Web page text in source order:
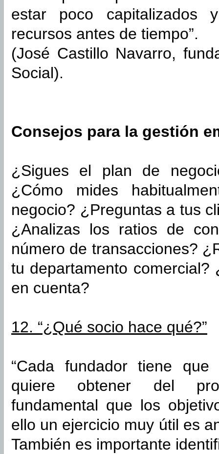
estar poco capitalizados
recursos antes de tiempo”.
(José Castillo Navarro,
Social).
Consejos para la gestión
¿Sigues el plan de
¿Cómo mides
negocio? ¿Preguntas a tus
¿Analizas los ratios de
número de transacciones?
tu departamento
en cuenta?
12. “¿Qué socio hace qué?”
“Cada fundador tiene
quiere obtener del
fundamental que los
ello un ejercicio muy útil es
También es importante